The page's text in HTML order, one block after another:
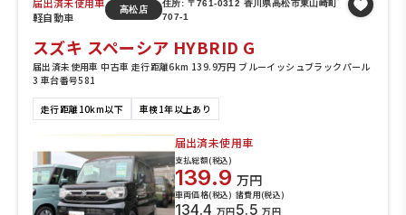
軽自動車
高松店
住所: 〒761-0312 香川県高松市東山崎町
707-1
スズキ スペーシア HYBRID G
届出済未使用車 中古車 走行距離6km 139.9万円 ブルーイッシュブラックパール
3 車台番号581
走行距離10km以下 車検1年以上あり
届出済未使用車
支払総額(税込)
139.9 万円
車両価格(税込)
134.4 万円
諸費用(税込)
5.5 万円